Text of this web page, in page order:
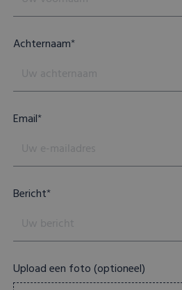
Achternaam*
Email*
Bericht*
Upload een foto (optioneel)